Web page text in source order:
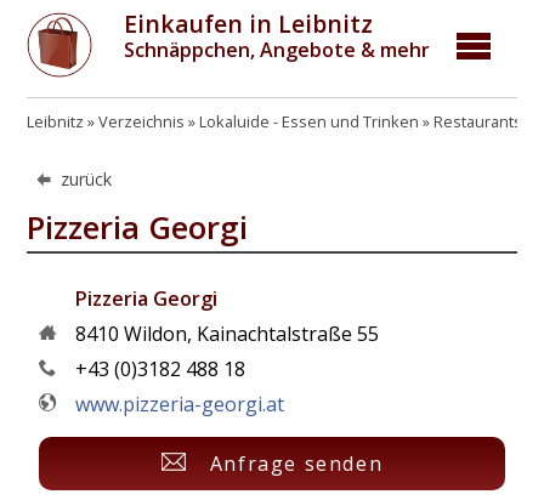
Einkaufen in Leibnitz
Schnäppchen, Angebote & mehr
Leibnitz Verzeichnis Lokaluide - Essen und Trinken Restaurants,
zurück
Pizzeria Georgi
Pizzeria Georgi
8410 Wildon, Kainachtalstraße 55
+43 (0)3182 488 18
www.pizzeria-georgi.at
Anfrage senden